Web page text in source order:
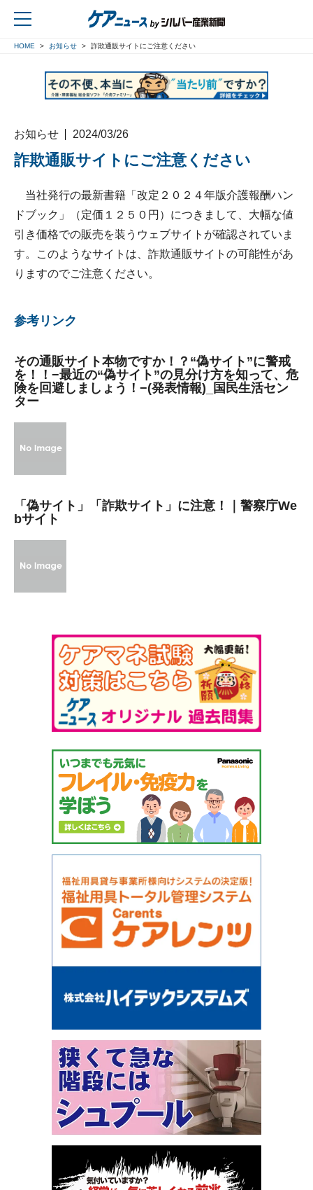
HOME お知らせ 詐欺通販サイトにご注意ください
お知らせ 2024/03/26
詐欺通販サイトにご注意ください
当社発行の最新書籍「改定２０２４年版介護報酬ハン
ドブック」（定価１２５０円）につきまして、大幅な値
引き価格での販売を装うウェブサイトが確認されていま
す。このようなサイトは、詐欺通販サイトの可能性があ
りますのでご注意ください。
参考リンク
その通販サイト本物ですか！？“偽サイト”に警戒
を！！−最近の“偽サイト”の見分け方を知って、危
険を回避しましょう！−(発表情報)_国民生活セン
ター
「偽サイト」「詐欺サイト」に注意！｜警察庁We
bサイト